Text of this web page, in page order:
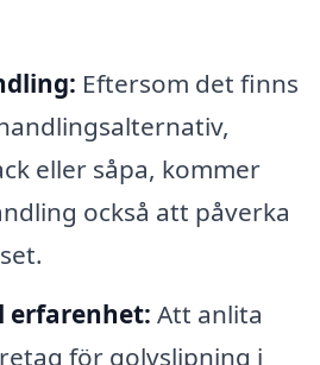
Eftersom det finns
eller såpa, kommer
också att påverka
erfarenhet: Att anlita
för golvslipning i